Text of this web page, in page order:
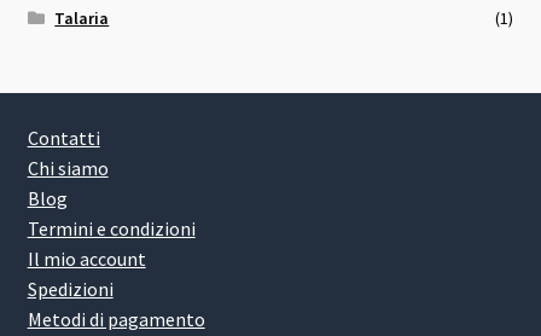
Talaria
(1)
Contatti
Chi siamo
Blog
Termini e condizioni
Il mio account
Spedizioni
Metodi di pagamento